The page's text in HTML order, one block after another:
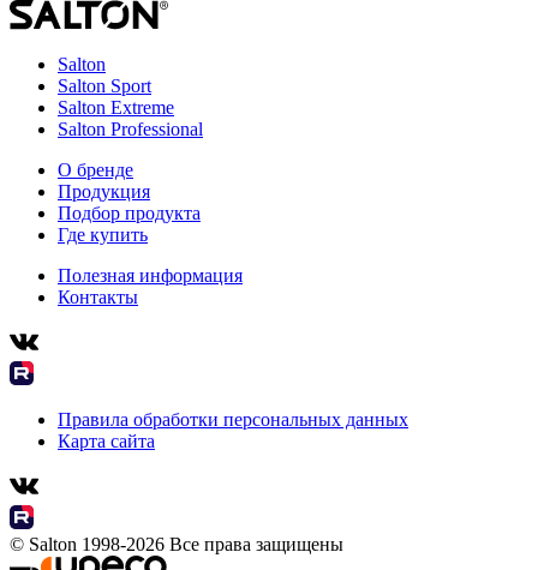
Salton
Salton Sport
Salton Extreme
Salton Professional
О бренде
Продукция
Подбор продукта
Где купить
Полезная информация
Контакты
Правила обработки персональных данных
Карта сайта
© Salton 1998-2026 Все права защищены